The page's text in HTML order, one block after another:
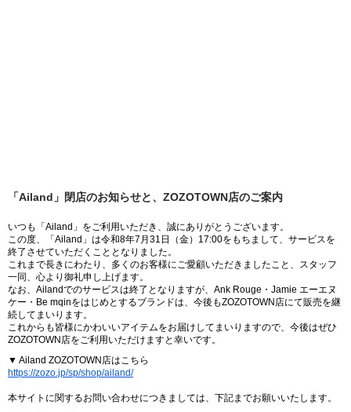
「Ailand」閉店のお知らせと、ZOZOTOWN店のご案内
いつも「Ailand」をご利用いただき、誠にありがとうございます。
この度、「Ailand」は令和8年7月31日（金）17:00をもちまして、サービスを
終了させていただくこととなりました。
これまで長きにわたり、多くのお客様にご愛顧いただきましたこと、スタッフ
一同、心より御礼申し上げます。
なお、Ailandでのサービスは終了となりますが、Ank Rouge・Jamie エーエヌ
ケー・Be mqinをはじめとするブランドは、今後もZOZOTOWN店にて販売を継
続してまいります。
これからも皆様にかわいいアイテムをお届けしてまいりますので、今後はぜひ
ZOZOTOWN店をご利用いただけますと幸いです。
▼ Ailand ZOZOTOWN店はこちら
https://zozo.jp/sp/shop/ailand/
本サイトに関するお問い合わせにつきましては、下記までお願いいたします。